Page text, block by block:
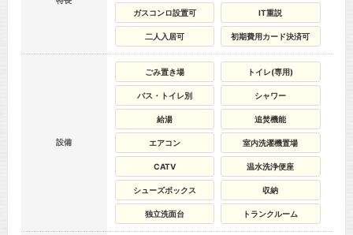
ガスコンロ設置可
IT重説
二人入居可 初期費用カード決済可
設備
ごみ置き場 トイレ(専用)
バス・トイレ別 シャワー
給湯 追焚機能
エアコン 室内洗濯機置場
CATV 温水洗浄便座
シューズボックス 収納
独立洗面台 トランクルーム